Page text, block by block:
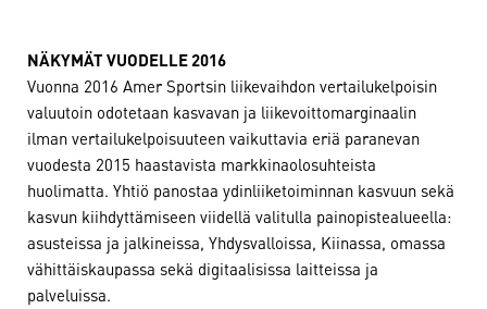
NÄKYMÄT VUODELLE 2016
Vuonna 2016 Amer Sportsin liikevaihdon vertailukelpoisin
valuutoin odotetaan kasvavan ja liikevoittomarginaalin
ilman vertailukelpoisuuteen vaikuttavia eriä paranevan
vuodesta 2015 haastavista markkinaolosuhteista
huolimatta. Yhtiö panostaa ydinliiketoiminnan kasvuun sekä
kasvun kiihdyttämiseen viidellä valitulla painopistealueella:
asusteissa ja jalkineissa, Yhdysvalloissa, Kiinassa, omassa
vähittäiskaupassa sekä digitaalisissa laitteissa ja
palveluissa.